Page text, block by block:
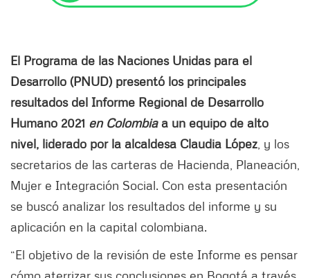
El Programa de las Naciones Unidas para el
Desarrollo (PNUD) presentó los principales
resultados del Informe Regional de Desarrollo
Humano 2021 en Colombiaa un equipo de alto
nivel, liderado por la alcaldesa Claudia López , y los
secretarios de las carteras de Hacienda, Planeación,
Mujer e Integración Social. Con esta presentación
se buscó analizar los resultados del informe y su
aplicación en la capital colombiana.
“El objetivo de la revisión de este Informe es pensar